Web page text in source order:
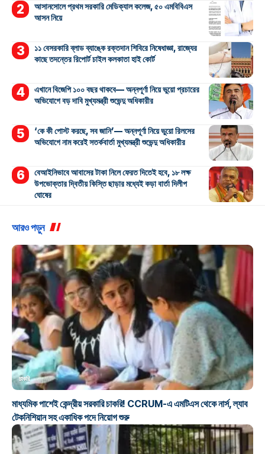
আসানসোলে প্রথম সরকারি মেডিক্যাল কলেজ, ৫০ এমবিবিএস
আসন নিয়ে
১১ বেসরকারি ব্লাড ব্যাঙ্কে রক্তদান শিবিরে নিষেধাজ্ঞা, রাজ্যের
কাছে তদন্তের রিপোর্ট চাইল কলকাতা হাই কোর্ট
এখানে বিজেপি ১০০ বছর থাকবে— অন্নপূর্ণা নিয়ে ভুয়ো প্রচারের
অভিযোগে বড় দাবি মুখ্যমন্ত্রী শুভেন্দু অধিকারীর
‘কে কী পোস্ট করছে, সব জানি’— অন্নপূর্ণা নিয়ে ভুয়ো রিলসের
অভিযোগে নাম করেই সতর্কবার্তা মুখ্যমন্ত্রী শুভেন্দু অধিকারীর
বেআইনিভাবে আবাসের টাকা নিলে ফেরত দিতেই হবে, ১৮ লক্ষ
উপভোক্তার দ্বিতীয় কিস্তি ছাড়ার মধ্যেই কড়া বার্তা দিলীপ
ঘোষের
আরও পড়ুন
চাকরি
মাধ্যমিক পাশেই কেন্দ্রীয় সরকারি চাকরি! CCRUM-এ এমটিএস থেকে নার্স, ল্যাব
টেকনিশিয়ান সহ একাধিক পদে নিয়োগ শুরু